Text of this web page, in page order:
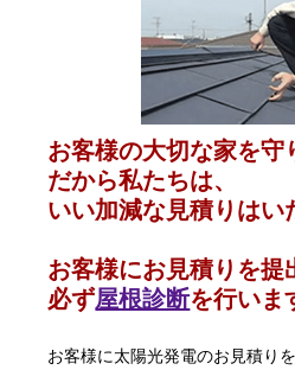
お客様の大切な家を守
だから私たちは、
いい加減な見積りはい
お客様にお見積りを提
必ず屋根診断を行いま
お客様に太陽光発電のお見積り